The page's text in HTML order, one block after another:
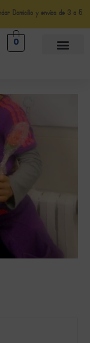
Domicilio y envíos de 3 a 5
0